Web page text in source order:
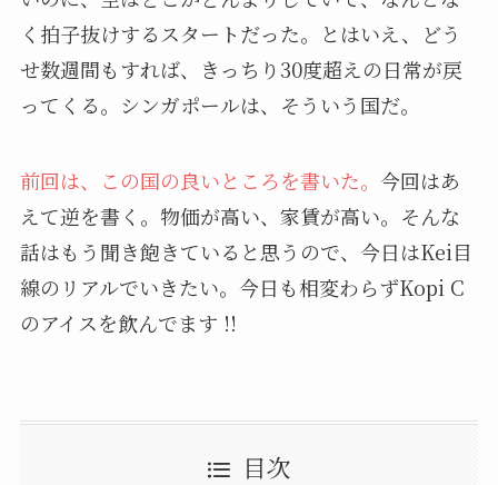
く拍子抜けするスタートだった。とはいえ、どう
せ数週間もすれば、きっちり30度超えの日常が戻
ってくる。シンガポールは、そういう国だ。
前回は、この国の良いところを書いた。 今回はあ
えて逆を書く。物価が高い、家賃が高い。そんな
話はもう聞き飽きていると思うので、今日はKei目
線のリアルでいきたい。今日も相変わらずKopi C
のアイスを飲んでます !!
目次